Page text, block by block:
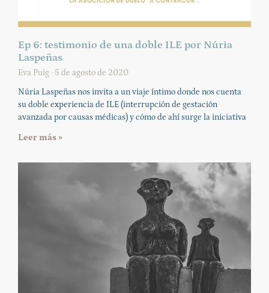
Ep 6: testimonio de una doble ILE por Núria
Laspeñas
Eva Puig
5 de agosto de 2020
Núria Laspeñas nos invita a un viaje íntimo donde nos cuenta
su doble experiencia de ILE (interrupción de gestación
avanzada por causas médicas) y cómo de ahí surge la iniciativa
Leer más »